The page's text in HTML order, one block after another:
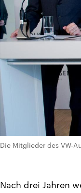
Die Mitglieder des VW-
Nach drei Jahren